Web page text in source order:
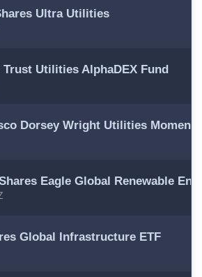
Ultra Utilities
Trust Utilities AlphaDEX Fund
Dorsey Wright Utilities
Eagle Global Renewable
Global Infrastructure ETF